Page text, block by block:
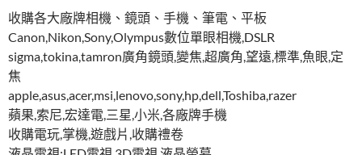
收購各大廠牌相機、鏡頭、手機、筆電、平板
Canon,Nikon,Sony,Olympus數位單眼相機,DSLR
sigma,tokina,tamron廣角鏡頭,變焦,超廣角,望遠,標準,魚眼,定
焦
apple,asus,acer,msi,lenovo,sony,hp,dell,Toshiba,razer
蘋果,索尼,宏達電,三星,小米,各廠牌手機
收購電玩,掌機,遊戲片,收購禮卷